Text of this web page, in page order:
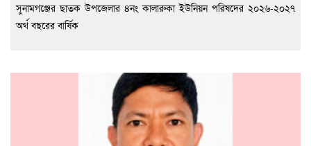
সুনামগঞ্জের ছাতক উপজেলার ৪নং কালারুকা ইউনিয়ন পরিষদের ২০২৬-২০২৭
অর্থ বছরের বার্ষিক